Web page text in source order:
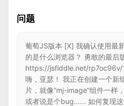
问题
葡萄JS版本 [X] 我确认使用最
的是什么浏览器？ 勇敢的最后
https://jsfiddle.net/rp7oc96v/
嗨，亚瑟！ 我正在创建一个新
片，就像“mj-image”组件一样
或者说是个bug...... 如何复现